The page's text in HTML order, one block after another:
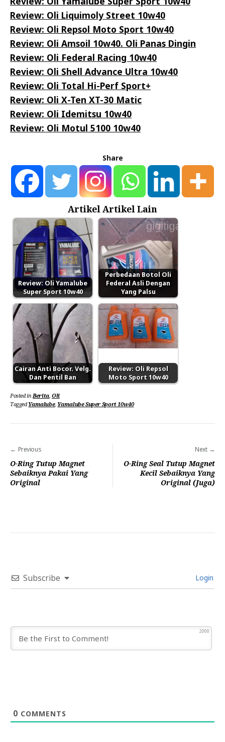
Review: Oli Liquimoly Street 10w40
Review: Oli Repsol Moto Sport 10w40
Review: Oli Amsoil 10w40. Oli Panas Dingin
Review: Oli Federal Racing 10w40
Review: Oli Shell Advance Ultra 10w40
Review: Oli Total Hi-Perf Sport+
Review: Oli X-Ten XT-30 Matic
Review: Oli Idemitsu 10w40
Review: Oli Motul 5100 10w40
Share
Artikel Artikel Lain
Review: Oli Yamalube
Super Sport 10w40
Perbedaan Botol Oli
Federal Asli Dengan
Yang Palsu
Cairan Anti Bocor. Velg.
Dan Pentil Ban
Review: Oli Repsol
Moto Sport 10w40
Posted in Berita,Oli
TaggedYamalube, Yamalube Super Sport 10w40
Navigasi
pos
Previous
O-Ring Tutup Magnet
Sebaiknya Pakai Yang
Original
Next
O-Ring Seal Tutup Magnet
Kecil Sebaiknya Yang
Original (Juga)
Subscribe Login
2000
0 COMMENTS